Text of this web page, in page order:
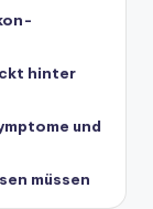
hinter
und
müssen